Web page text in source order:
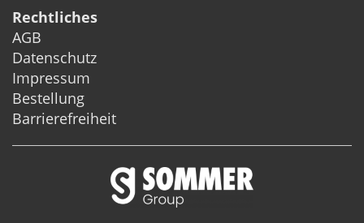
Rechtliches
AGB
Datenschutz
Impressum
Bestellung
Barrierefreiheit